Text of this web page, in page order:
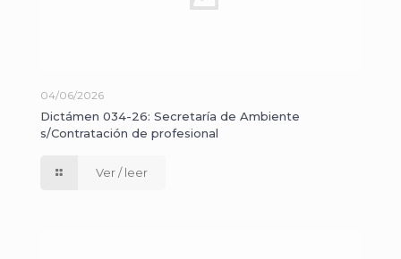
04/06/2026
Dictámen 034-26: Secretaría de Ambiente
s/Contratación de profesional
Ver / leer